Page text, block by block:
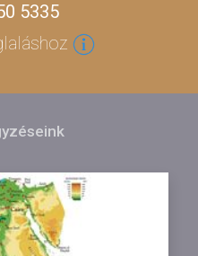
5335